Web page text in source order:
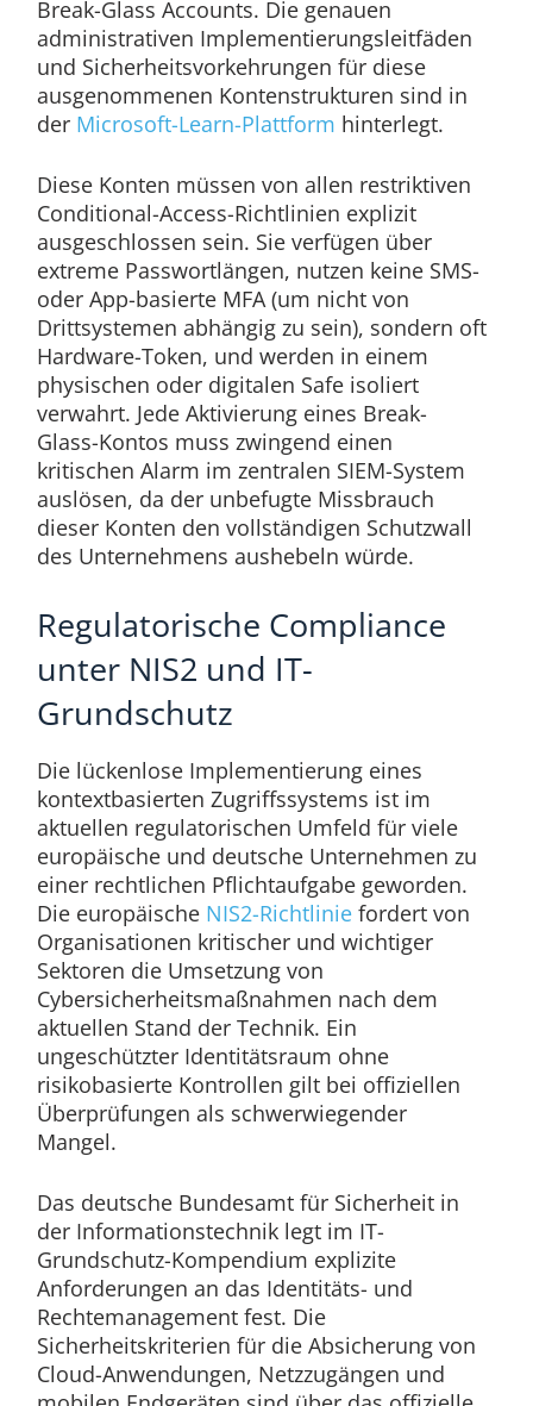
Break-Glass Accounts. Die genauen
administrativen Implementierungsleitfäden
und Sicherheitsvorkehrungen für diese
ausgenommenen Kontenstrukturen sind in
der Microsoft-Learn-Plattform hinterlegt.
Diese Konten müssen von allen restriktiven
Conditional-Access-Richtlinien explizit
ausgeschlossen sein. Sie verfügen über
extreme Passwortlängen, nutzen keine SMS-
oder App-basierte MFA (um nicht von
Drittsystemen abhängig zu sein), sondern oft
Hardware-Token, und werden in einem
physischen oder digitalen Safe isoliert
verwahrt. Jede Aktivierung eines Break-
Glass-Kontos muss zwingend einen
kritischen Alarm im zentralen SIEM-System
auslösen, da der unbefugte Missbrauch
dieser Konten den vollständigen Schutzwall
des Unternehmens aushebeln würde.
Regulatorische Compliance
unter NIS2 und IT-
Grundschutz
Die lückenlose Implementierung eines
kontextbasierten Zugriffssystems ist im
aktuellen regulatorischen Umfeld für viele
europäische und deutsche Unternehmen zu
einer rechtlichen Pflichtaufgabe geworden.
Die europäische NIS2-Richtliniefordert von
Organisationen kritischer und wichtiger
Sektoren die Umsetzung von
Cybersicherheitsmaßnahmen nach dem
aktuellen Stand der Technik. Ein
ungeschützter Identitätsraum ohne
risikobasierte Kontrollen gilt bei offiziellen
Überprüfungen als schwerwiegender
Mangel.
Das deutsche Bundesamt für Sicherheit in
der Informationstechnik legt im IT-
Grundschutz-Kompendium explizite
Anforderungen an das Identitäts- und
Rechtemanagement fest. Die
Sicherheitskriterien für die Absicherung von
Cloud-Anwendungen, Netzzugängen und